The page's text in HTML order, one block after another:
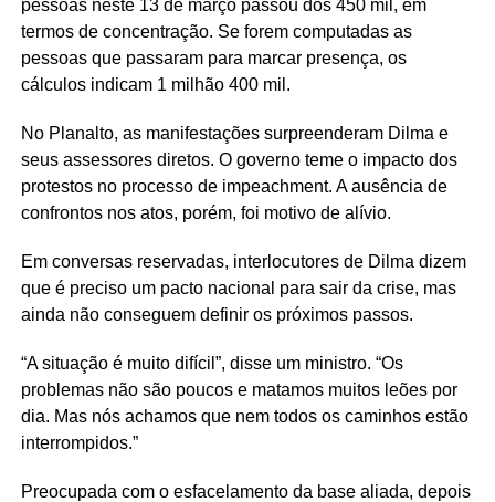
pessoas neste 13 de março passou dos 450 mil, em
termos de concentração. Se forem computadas as
pessoas que passaram para marcar presença, os
cálculos indicam 1 milhão 400 mil.
No Planalto, as manifestações surpreenderam Dilma e
seus assessores diretos. O governo teme o impacto dos
protestos no processo de impeachment. A ausência de
confrontos nos atos, porém, foi motivo de alívio.
Em conversas reservadas, interlocutores de Dilma dizem
que é preciso um pacto nacional para sair da crise, mas
ainda não conseguem definir os próximos passos.
“A situação é muito difícil”, disse um ministro. “Os
problemas não são poucos e matamos muitos leões por
dia. Mas nós achamos que nem todos os caminhos estão
interrompidos.”
Preocupada com o esfacelamento da base aliada, depois